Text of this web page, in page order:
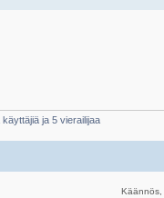
ja 5 vierailijaa